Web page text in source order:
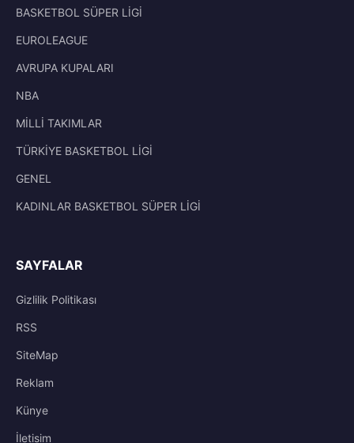
BASKETBOL SÜPER LİGİ
EUROLEAGUE
AVRUPA KUPALARI
NBA
MİLLİ TAKIMLAR
TÜRKİYE BASKETBOL LİGİ
GENEL
KADINLAR BASKETBOL SÜPER LİGİ
SAYFALAR
Gizlilik Politikası
RSS
SiteMap
Reklam
Künye
İletisim